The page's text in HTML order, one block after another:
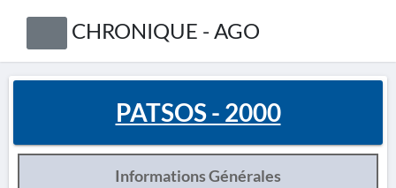
CHRONIQUE - AGO
PATSOS - 2000
Informations Générales